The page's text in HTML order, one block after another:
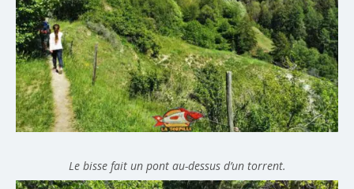
Le bisse fait un pont au-dessus d’un torrent.